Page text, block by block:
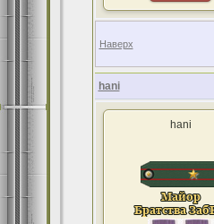
Наверх
hani
hani